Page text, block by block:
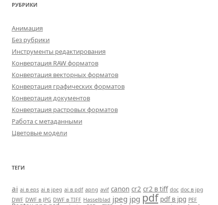
РУБРИКИ
Анимация
Без рубрики
Инструменты редактирования
Конвертация RAW форматов
Конвертация векторных форматов
Конвертация графических форматов
Конвертация документов
Конвертация растровых форматов
Работа с метаданными
Цветовые модели
ТЕГИ
ai ai в eps ai в jpeg ai в pdf apng avif canon cr2 cr2 в tiff doc doc в jpg
DWF DWF в JPG DWF в TIFF Hasselblad jpeg jpg pdf pdf в jpg PEF